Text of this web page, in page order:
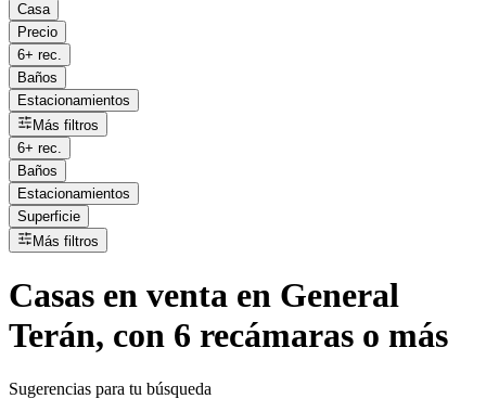
Casa
Precio
6+ rec.
Baños
Estacionamientos
Más filtros
6+ rec.
Baños
Estacionamientos
Superficie
Más filtros
Casas en venta en General
Terán, con 6 recámaras o más
Sugerencias para tu búsqueda